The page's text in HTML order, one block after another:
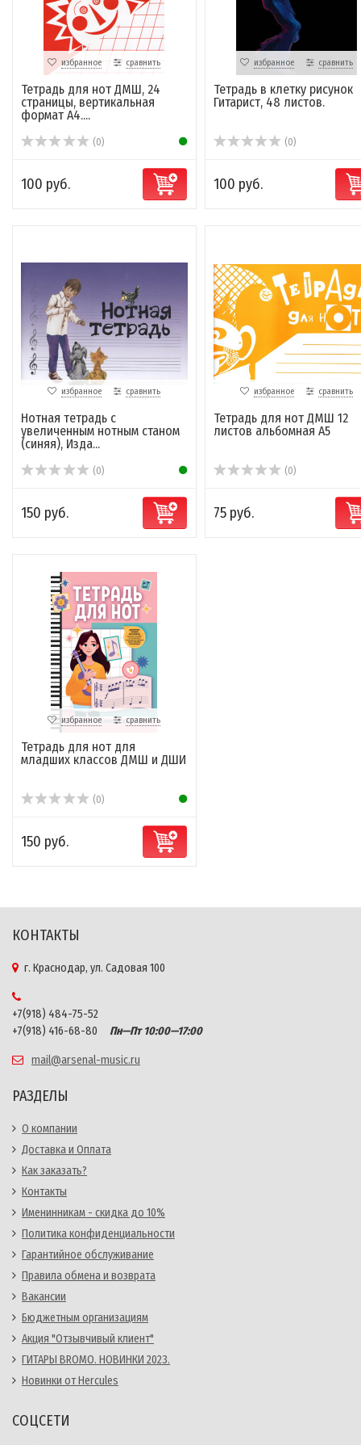
избранное сравнить
Тетрадь для нот ДМШ, 24
страницы, вертикальная
формат А4....
(0)
100 руб.
избранное сравнить
Тетрадь в клетку рисунок
Гитарист, 48 листов.
(0)
100 руб.
избранное сравнить
Нотная тетрадь с
увеличенным нотным станом
(синяя), Изда...
(0)
150 руб.
избранное сравнить
Тетрадь для нот ДМШ 12
листов альбомная А5
(0)
75 руб.
избранное сравнить
Тетрадь для нот для
младших классов ДМШ и ДШИ
(0)
150 руб.
КОНТАКТЫ
г. Краснодар, ул. Садовая 100
+7(918) 484-75-52
+7(918) 416-68-80
Пн—Пт 10:00—17:00
mail@arsenal-music.ru
РАЗДЕЛЫ
О компании
Доставка и Оплата
Как заказать?
Контакты
Именинникам - скидка до 10%
Политика конфиденциальности
Гарантийное обслуживание
Правила обмена и возврата
Вакансии
Бюджетным организациям
Акция "Отзывчивый клиент"
ГИТАРЫ BROMO. НОВИНКИ 2023.
Новинки от Hercules
СОЦСЕТИ